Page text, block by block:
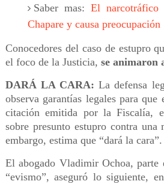
Saber mas:El
Chapare y causa preocupación
Conocedores del caso de estupro
el foco de la Justicia, se animaron
DARÁ LA CARA: La defensa
observa garantías legales para que
citación emitida por la Fiscalía,
sobre presunto estupro contra una
embargo, estima que “dará la cara”.
El abogado Vladimir Ochoa,
“evismo”, aseguró lo siguiente,